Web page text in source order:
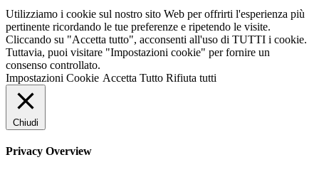
Utilizziamo i cookie sul nostro sito Web per offrirti l'esperienza più
pertinente ricordando le tue preferenze e ripetendo le visite.
Cliccando su "Accetta tutto", acconsenti all'uso di TUTTI i cookie.
Tuttavia, puoi visitare "Impostazioni cookie" per fornire un
consenso controllato.
Impostazioni Cookie Accetta Tutto Rifiuta tutti
Chiudi
Privacy Overview